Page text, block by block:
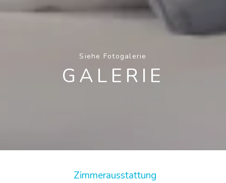
Siehe Fotogalerie
GALERIE
Zimmerausstattung